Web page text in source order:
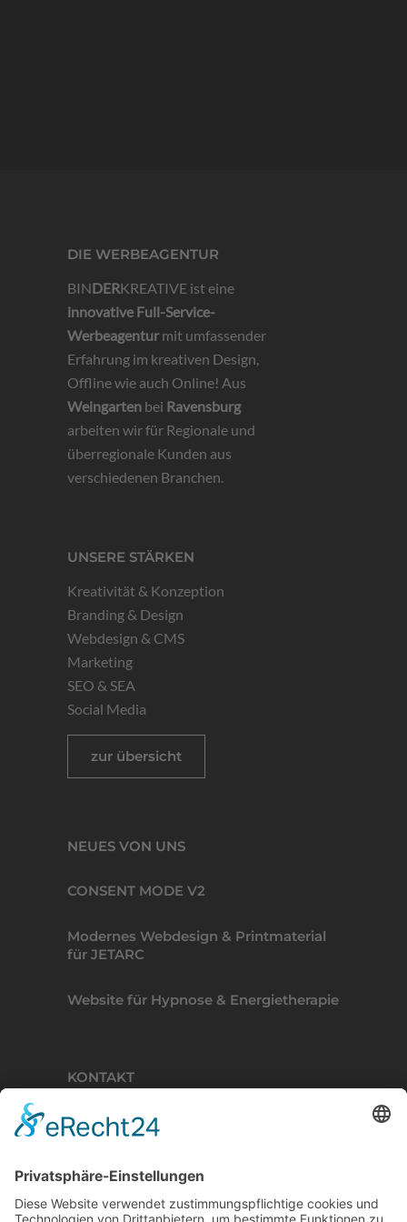
DIE WERBEAGENTUR
BINDERKREATIVE ist eine
innovative Full-Service-
Werbeagenturmit umfassender
Erfahrung im kreativen Design,
Offline wie auch Online! Aus
Weingarten bei Ravensburg
arbeiten wir für Regionale und
überregionale Kunden aus
verschiedenen Branchen.
UNSERE STÄRKEN
Kreativität & Konzeption
Branding & Design
Webdesign & CMS
Marketing
SEO & SEA
Social Media
zur übersicht
NEUES VON UNS
CONSENT MODE V2
Modernes Webdesign & Printmaterial
für JETARC
Website für Hypnose & Energietherapie
KONTAKT
Lisztweg 4, 88250 Weingarten
T. 0751 56111041
E. ich(at)binderkreative.de